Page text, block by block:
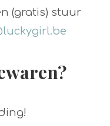
(gratis) stuur